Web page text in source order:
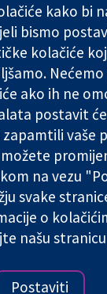
0AN
is a charity (no.
(no.
number GB
od odgovornosti
kolačića
kako bi
bismo
kolačiće
ako ih ne
postavit
vaše
na vezu
svake
o
našu stranicu
Postaviti